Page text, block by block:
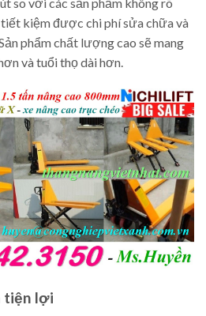
kiệm được chi phí sửa chữa và
phẩm chất lượng cao sẽ mang
và tuổi thọ dài hơn.
tiện lợi